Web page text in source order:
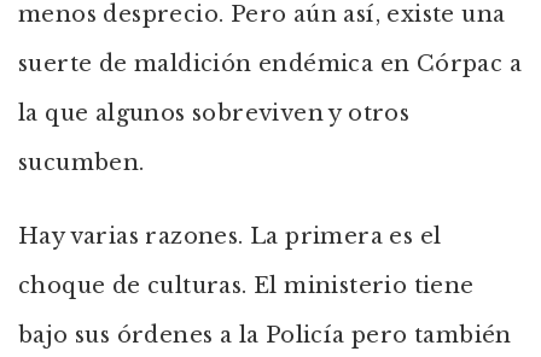
menos desprecio. Pero aún así, existe una
suerte de maldición endémica en Córpac a
la que algunos sobreviven y otros
sucumben.
Hay varias razones. La primera es el
choque de culturas. El ministerio tiene
bajo sus órdenes a la Policía pero también